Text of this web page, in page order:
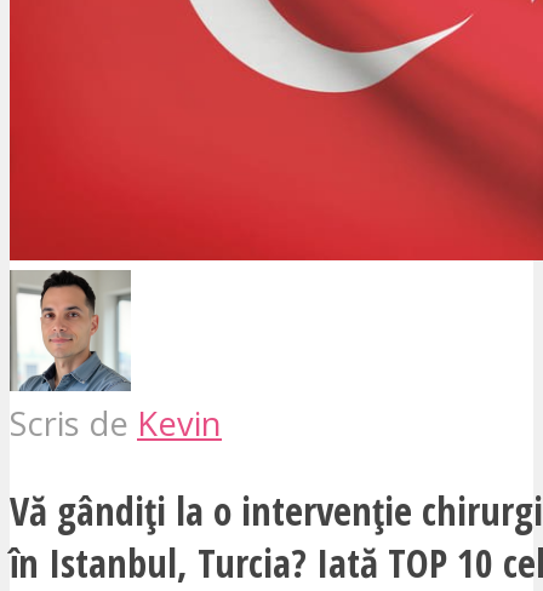
Scris de Kevin
Vă gândiți la o intervenție
în Istanbul, Turcia? Iată TOP 10